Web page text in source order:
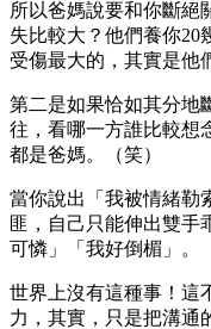
所以爸媽說要和你斷絕
失比較大？他們養你20
受傷最大的，其實是他
第二是如果恰如其分地
往，看哪一方誰比較想
都是爸媽。（笑）
當你說出「我被情緒勒
匪，自己只能伸出雙手
可憐」「我好倒楣」。
世界上沒有這種事！這
力，其實，只是把溝通